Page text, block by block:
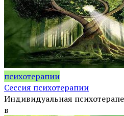
психотерапии
Сессия психотерапии
Индивидуальная
в